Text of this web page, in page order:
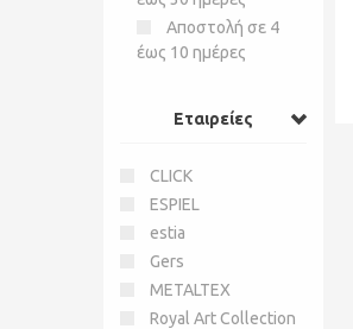
Αποστολή σε 4
έως 10 ημέρες
Εταιρείες
CLICK
ESPIEL
estia
Gers
METALTEX
Royal Art Collection